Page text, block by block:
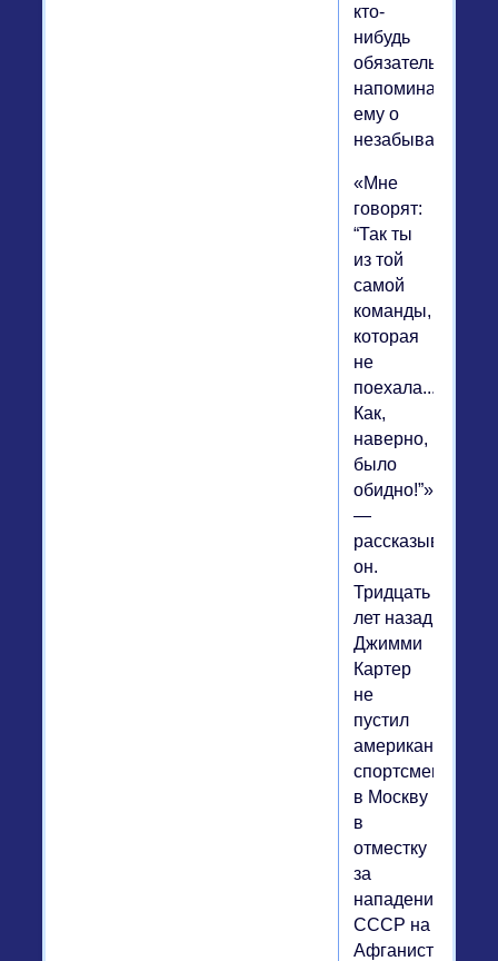
кто-
нибудь
обязательно
напоминает
ему о
незабываемом.
«Мне
говорят:
“Так ты
из той
самой
команды,
которая
не
поехала...
Как,
наверно,
было
обидно!”»
—
рассказывает
он.
Тридцать
лет назад
Джимми
Картер
не
пустил
американских
спортсменов
в Москву
в
отместку
за
нападение
СССР на
Афганистан